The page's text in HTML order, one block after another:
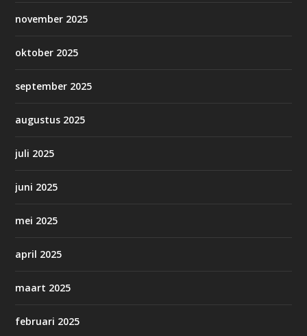
november 2025
oktober 2025
september 2025
augustus 2025
juli 2025
juni 2025
mei 2025
april 2025
maart 2025
februari 2025